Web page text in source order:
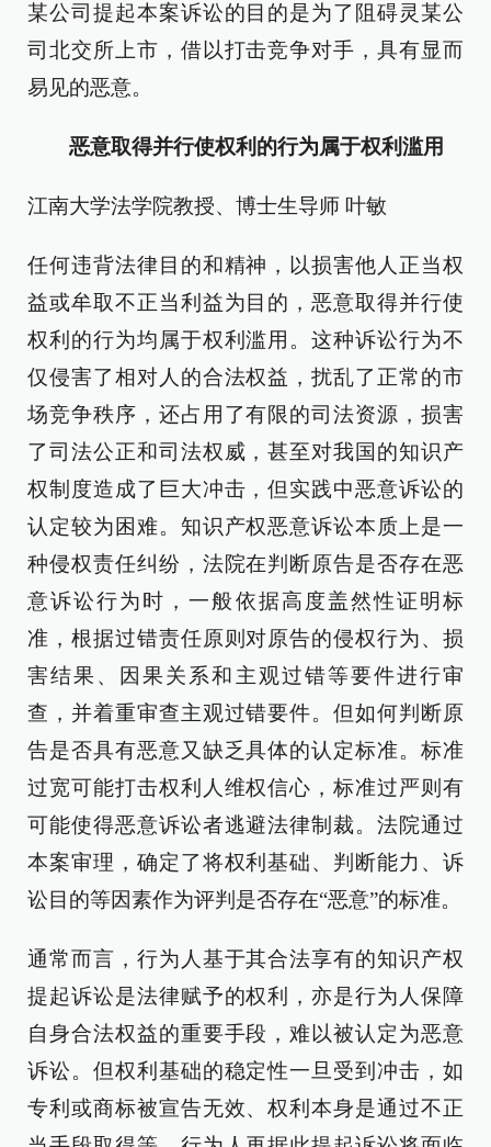
某公司提起本案诉讼的目的是为了阻碍灵某公
司北交所上市，借以打击竞争对手，具有显而
易见的恶意。
恶意取得并行使权利的行为属于权利滥用
江南大学法学院教授、博士生导师 叶敏
任何违背法律目的和精神，以损害他人正当权
益或牟取不正当利益为目的，恶意取得并行使
权利的行为均属于权利滥用。这种诉讼行为不
仅侵害了相对人的合法权益，扰乱了正常的市
场竞争秩序，还占用了有限的司法资源，损害
了司法公正和司法权威，甚至对我国的知识产
权制度造成了巨大冲击，但实践中恶意诉讼的
认定较为困难。知识产权恶意诉讼本质上是一
种侵权责任纠纷，法院在判断原告是否存在恶
意诉讼行为时，一般依据高度盖然性证明标
准，根据过错责任原则对原告的侵权行为、损
害结果、因果关系和主观过错等要件进行审
查，并着重审查主观过错要件。但如何判断原
告是否具有恶意又缺乏具体的认定标准。标准
过宽可能打击权利人维权信心，标准过严则有
可能使得恶意诉讼者逃避法律制裁。法院通过
本案审理，确定了将权利基础、判断能力、诉
讼目的等因素作为评判是否存在“恶意”的标准。
通常而言，行为人基于其合法享有的知识产权
提起诉讼是法律赋予的权利，亦是行为人保障
自身合法权益的重要手段，难以被认定为恶意
诉讼。但权利基础的稳定性一旦受到冲击，如
专利或商标被宣告无效、权利本身是通过不正